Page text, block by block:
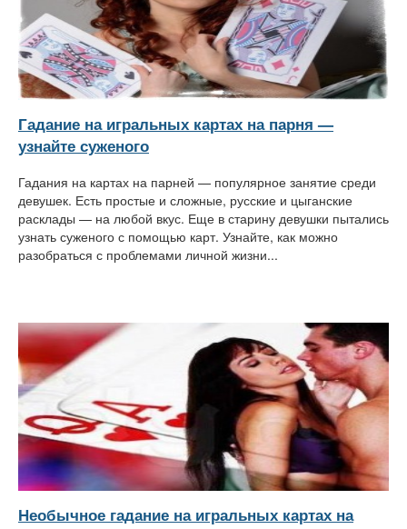
Гадание на игральных картах на парня —
узнайте суженого
Гадания на картах на парней — популярное занятие среди
девушек. Есть простые и сложные, русские и цыганские
расклады — на любой вкус. Еще в старину девушки пытались
узнать суженого с помощью карт. Узнайте, как можно
разобраться с проблемами личной жизни...
Необычное гадание на игральных картах на